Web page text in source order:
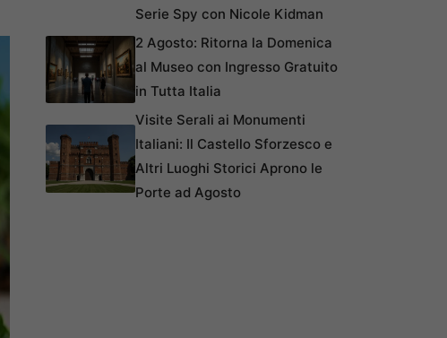
Serie Spy con Nicole Kidman
2 Agosto: Ritorna la Domenica
al Museo con Ingresso Gratuito
in Tutta Italia
Visite Serali ai Monumenti
Italiani: Il Castello Sforzesco e
Altri Luoghi Storici Aprono le
Porte ad Agosto